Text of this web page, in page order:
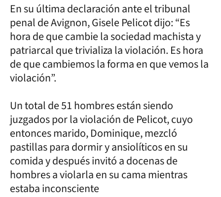
En su última declaración ante el tribunal
penal de Avignon, Gisele Pelicot dijo: “Es
hora de que cambie la sociedad machista y
patriarcal que trivializa la violación. Es hora
de que cambiemos la forma en que vemos la
violación”.
Un total de 51 hombres están siendo
juzgados por la violación de Pelicot, cuyo
entonces marido, Dominique, mezcló
pastillas para dormir y ansiolíticos en su
comida y después invitó a docenas de
hombres a violarla en su cama mientras
estaba inconsciente